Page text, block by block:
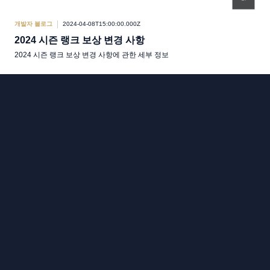
개발자 블로그 2024-04-08T15:00:00.000Z
2024 시즌 랭크 보상 변경 사항
2024 시즌 랭크 보상 변경 사항에 관한 세부 정보